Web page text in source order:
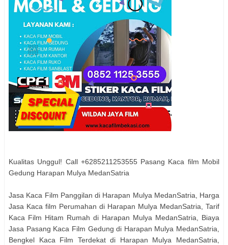
Kualitas Unggul! Call +6285211253555 Pasang Kaca film Mobil
Gedung Harapan Mulya MedanSatria
Jasa Kaca Film Panggilan di Harapan Mulya MedanSatria, Harga
Jasa Kaca film Perumahan di Harapan Mulya MedanSatria, Tarif
Kaca Film Hitam Rumah di Harapan Mulya MedanSatria, Biaya
Jasa Pasang Kaca Film Gedung di Harapan Mulya MedanSatria,
Bengkel Kaca Film Terdekat di Harapan Mulya MedanSatria,